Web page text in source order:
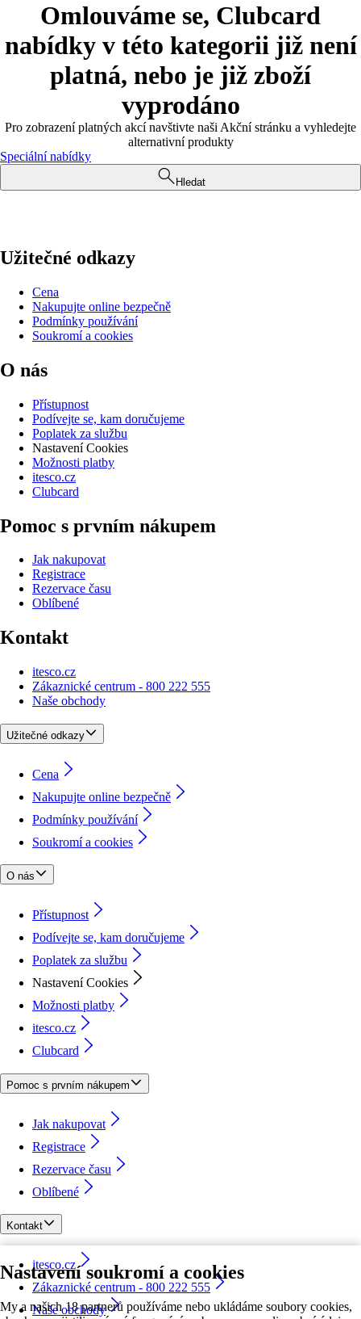
Nastavení soukromí a cookies
My a našich 18 partnerů používáme nebo ukládáme soubory cookies,
Omlouváme se, Clubcard
nabídky v této kategorii již není
platná, nebo je již zboží
vyprodáno
Pro zobrazení platných akcí navštivte naši Akční stránku a vyhledejte
alternativní produkty
Speciální nabídky
Hledat
Užitečné odkazy
Cena
Nakupujte online bezpečně
Podmínky používání
Soukromí a cookies
O nás
Přístupnost
Podívejte se, kam doručujeme
Poplatek za službu
Nastavení Cookies
Možnosti platby
itesco.cz
Clubcard
Pomoc s prvním nákupem
Jak nakupovat
Registrace
Rezervace času
Oblíbené
Kontakt
itesco.cz
Zákaznické centrum - 800 222 555
Naše obchody
Užitečné odkazy
Cena
Nakupujte online bezpečně
Podmínky používání
Soukromí a cookies
O nás
Přístupnost
Podívejte se, kam doručujeme
Poplatek za službu
Nastavení Cookies
Možnosti platby
itesco.cz
Clubcard
Pomoc s prvním nákupem
Jak nakupovat
Registrace
Rezervace času
Oblíbené
Kontakt
itesco.cz
Zákaznické centrum - 800 222 555
Naše obchody